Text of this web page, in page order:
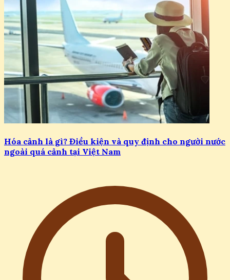
Hóa cảnh là gì? Điều kiện và quy định cho người nước
ngoài quá cảnh tại Việt Nam